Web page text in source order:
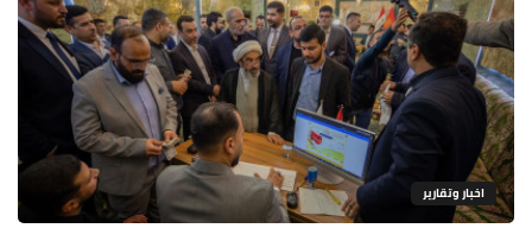
اخبار وتقارير